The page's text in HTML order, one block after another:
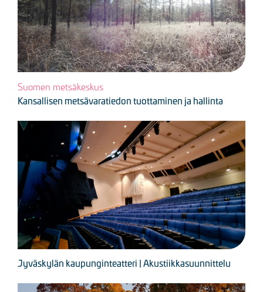
Suomen metsäkeskus
Kansallisen metsävaratiedon tuottaminen ja hallinta
Kuva
Jyväskylän kaupunginteatteri | Akustiikkasuunnittelu